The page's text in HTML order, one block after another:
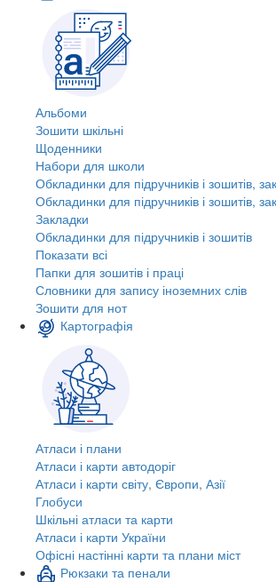
Альбоми
Зошити шкільні
Щоденники
Набори для школи
Обкладинки для підручників і зошитів,
Обкладинки для підручників і зошитів,
Закладки
Обкладинки для підручників і зошитів
Показати всі
Папки для зошитів і праці
Словники для запису іноземних слів
Зошити для нот
Картографія
Атласи і плани
Атласи і карти автодоріг
Атласи і карти світу, Європи, Азії
Глобуси
Шкільні атласи та карти
Атласи і карти України
Офісні настінні карти та плани міст
Рюкзаки та пенали